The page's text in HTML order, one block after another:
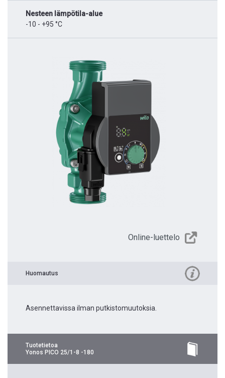
Nesteen lämpötila-alue
-10 - +95 °C
Online-luettelo
Huomautus
Asennettavissa ilman putkistomuutoksia.
Tuotetietoa
Yonos PICO 25/1-8 -180